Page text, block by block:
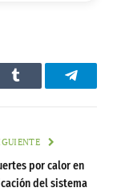
Tumblr
por calor en
del sistema